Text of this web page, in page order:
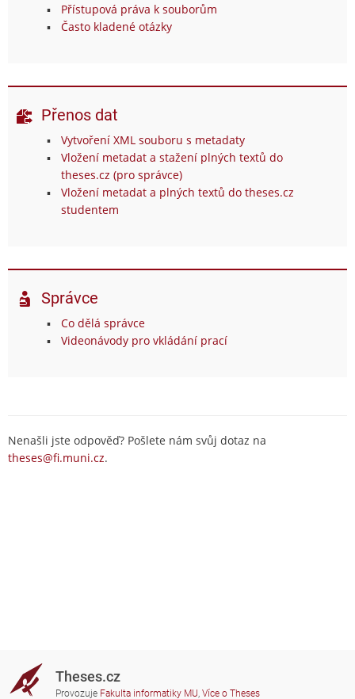
Přístupová práva k souborům
Často kladené otázky
Přenos dat
Vytvoření XML souboru s metadaty
Vložení metadat a stažení plných textů do
theses.cz (pro správce)
Vložení metadat a plných textů do theses.cz
studentem
Správce
Co dělá správce
Videonávody pro vkládání prací
Nenašli jste odpověď? Pošlete nám svůj dotaz na
theses@fi.muni.cz.
Theses.cz
Provozuje Fakulta informatiky MU, Více o Theses